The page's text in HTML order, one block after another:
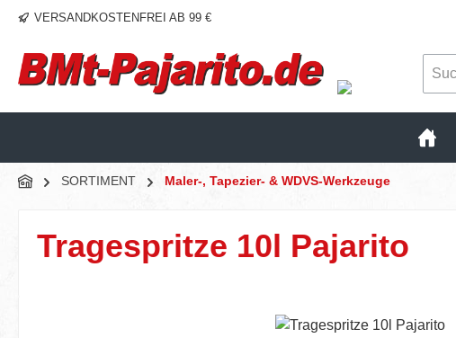
Hauptinhalt springen
Zur Suche springen
Zur Hauptnavigation springen
VERSANDKOSTENFREI AB 99 €
SORTIMENT Maler-, Tapezier- & WDVS-Werkzeuge
Tragespritze 10l Pajarito